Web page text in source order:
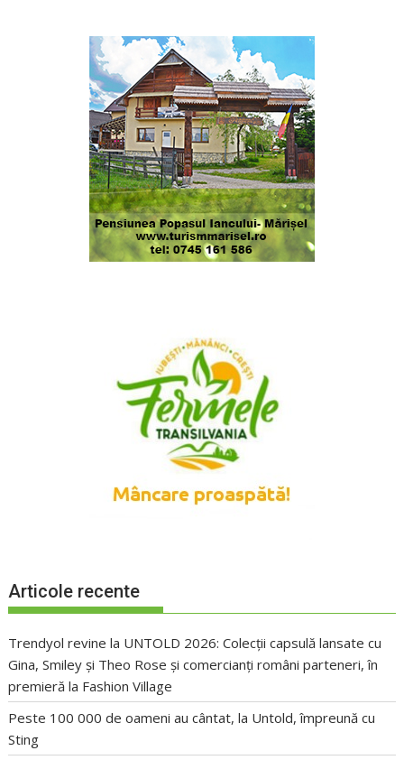
Articole recente
Trendyol revine la UNTOLD 2026: Colecții capsulă lansate cu
Gina, Smiley și Theo Rose și comercianți români parteneri, în
premieră la Fashion Village
Peste 100 000 de oameni au cântat, la Untold, împreună cu
Sting